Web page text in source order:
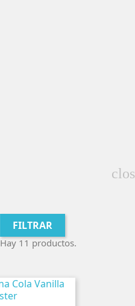
FILTRAR
Hay 11 productos.